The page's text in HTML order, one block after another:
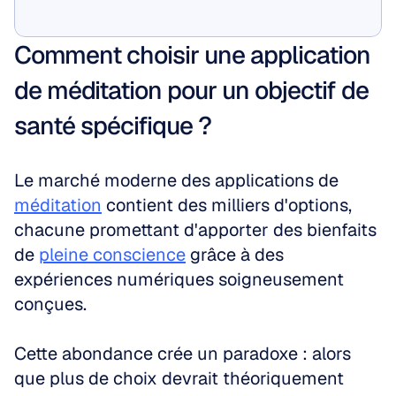
Comment choisir une application
de méditation pour un objectif de
santé spécifique ?
méditation contient des milliers d'options,
chacune promettant d'apporter des bienfaits
de pleine conscience grâce à des
expériences numériques soigneusement
conçues.
Cette abondance crée un paradoxe : alors
que plus de choix devrait théoriquement